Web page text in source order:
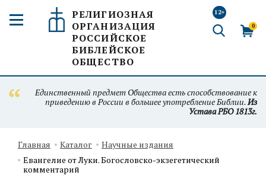
РЕЛИГИОЗНАЯ
ОРГАНИЗАЦИЯ
РОССИЙСКОЕ
БИБЛЕЙСКОЕ
ОБЩЕСТВО
12+
0
Единственный предмет Общества есть способствование к
приведению в России в большее употребление Библии.Из
Устава РБО 1813г.
Главная Каталог
Научные издания
Евангелие от Луки. Богословско-экзегетический
комментарий